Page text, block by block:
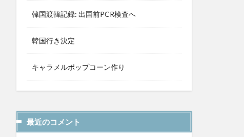
韓国渡韓記録: 出国前PCR検査へ
韓国行き決定
キャラメルポップコーン作り
最近のコメント